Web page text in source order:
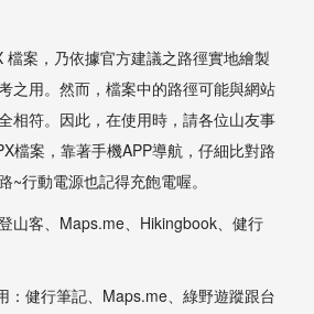
檔案，乃依據官方建議之路徑實地繪製
之用。然而，檔案中的路徑可能與網站
相符。因此，在使用時，請各位山友事
檔案，靠著手機APP導航，仔細比對路
~行動電源也記得充飽電喔。
山客、Maps.me、Hikingbook、健行
：健行筆記、Maps.me、綠野遊蹤跟台